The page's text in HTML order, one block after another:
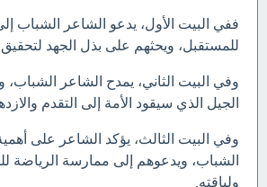
ففي البيت الأول، يدعو الشاعر الشباب
للمستقبل، ويحثهم على بذل الجهد لتحقيق
وفي البيت الثاني، يمدح الشاعر الشباب،
الجيل الذي سيقود الأمة إلى التقدم
وفي البيت الثالث، يؤكد الشاعر على
الشباب، ويدعوهم إلى ممارسة الرياضة
ولياقته.